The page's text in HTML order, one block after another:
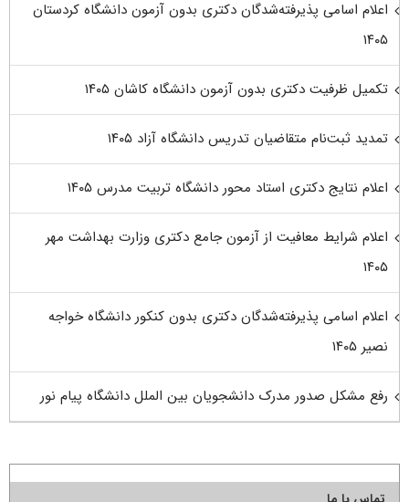
اعلام اسامی پذیرفته‌شدگان دکتری بدون آزمون دانشگاه کردستان
۱۴۰۵
تکمیل ظرفیت دکتری بدون آزمون دانشگاه کاشان ۱۴۰۵
تمدید ثبت‌نام متقاضیان تدریس دانشگاه آزاد ۱۴۰۵
اعلام نتایج دکتری استاد محور دانشگاه تربیت مدرس ۱۴۰۵
اعلام شرایط معافیت از آزمون جامع دکتری وزارت بهداشت مهر
۱۴۰۵
اعلام اسامی پذیرفته‌شدگان دکتری بدون کنکور دانشگاه خواجه
نصیر ۱۴۰۵
رفع مشکل صدور مدرک دانشجویان بین الملل دانشگاه پیام نور